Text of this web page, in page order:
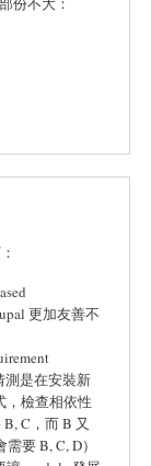
更加友善不
測是在安裝新
，檢查相依性
C，而 B 又
要 B, C, D）